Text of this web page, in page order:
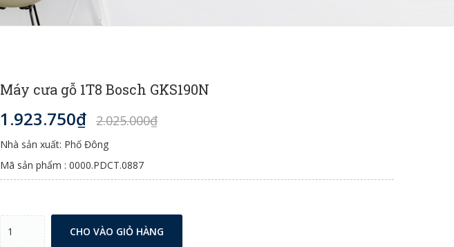
Máy cưa gỗ 1T8 Bosch GKS190N
1.923.750₫ 2.025.000₫
Nhà sản xuất: Phố Đông
Mã sản phẩm : 0000.PDCT.0887
CHO VÀO GIỎ HÀNG